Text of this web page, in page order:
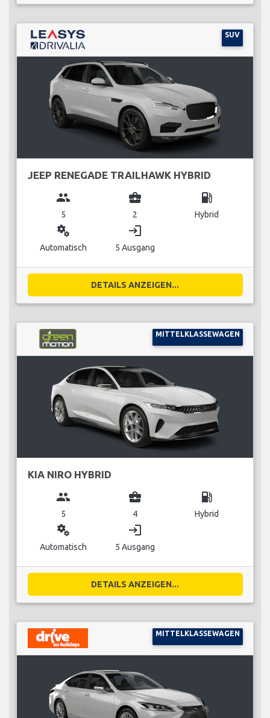
SUV
JEEP RENEGADE TRAILHAWK HYBRID
group
5
business_center
2
local_gas_station
Hybrid
miscellaneous_services
Automatisch
login
5 Ausgang
DETAILS ANZEIGEN...
MITTELKLASSEWAGEN
KIA NIRO HYBRID
group
5
business_center
4
local_gas_station
Hybrid
miscellaneous_services
Automatisch
login
5 Ausgang
DETAILS ANZEIGEN...
MITTELKLASSEWAGEN